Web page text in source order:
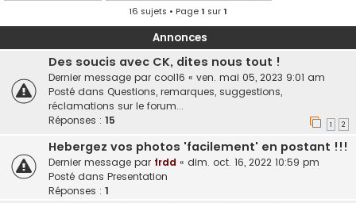
16 sujets • Page1 sur1
Annonces
Des soucis avec CK, dites nous tout !
Dernier message par cool16 « ven. mai 05, 2023 9:01 am
Posté dans Questions, remarques, suggestions,
réclamations sur le forum...
Réponses : 15 1 2
Hebergez vos photos 'facilement' en postant !!!
Dernier message par frdd « dim. oct. 16, 2022 10:59 pm
Posté dans Presentation
Réponses : 1